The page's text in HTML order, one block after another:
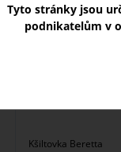
Kšiltovka Beretta
Tyto stránky jsou
podnikatelům v